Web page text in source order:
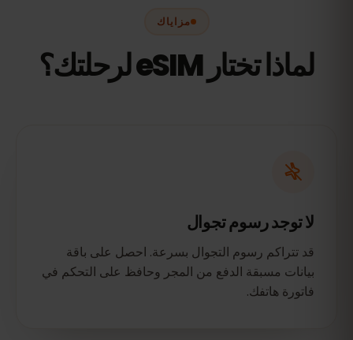
مزاياك
لماذا تختار eSIM لرحلتك؟
لا توجد رسوم تجوال
قد تتراكم رسوم التجوال بسرعة. احصل على باقة
بيانات مسبقة الدفع من المجر وحافظ على التحكم في
فاتورة هاتفك.